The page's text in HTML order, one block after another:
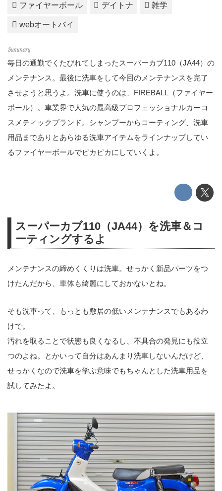
ファイヤーボール デイトナ 雑学
webオートバイ
毎日の通勤でくたびれてしまったスーパーカブ110（JA44）の
メンテナンス。最後に洗車をして今回のメンテナンスを完了
させようと思うよ。洗車に使うのは、FIREBALL（ファイヤー
ボール）。車業界で人気の最高級プロフェッショナルカーコ
スメティックブランド。シャンプーからコーティング、洗車
用品までありとあらゆる洗車アイテムをラインナップしてい
るファイヤーボールでピカピカにしていくよ。
スーパーカブ110（JA44）を洗車＆コ
ーティングするよ
メンテナンスの締めくくりは洗車。せっかく新品パーツをつ
けたんだから、車体も綺麗にしておかないとね。
そも洗車って、もっとも敷居の低いメンテナンスでもあるわ
けで。
汚れを取ることで状態も良くなるし、不具合の発見にも役立
つのよね。とかいって自分はあんまり洗車しないんだけど、
せっかくなので洗車を学ぶ意味でもちゃんとした洗車用品を
試してみたよ。